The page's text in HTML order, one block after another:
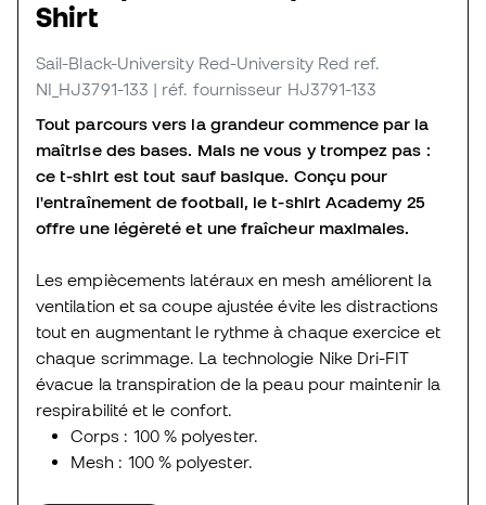
Shirt
Sail-Black-University Red-University Red ref.
NI_HJ3791-133 | réf. fournisseur HJ3791-133
Tout parcours vers la grandeur commence par la
maîtrise des bases. Mais ne vous y trompez pas :
ce t-shirt est tout sauf basique. Conçu pour
l'entraînement de football, le t-shirt Academy 25
offre une légèreté et une fraîcheur maximales.
Les empiècements latéraux en mesh améliorent la
ventilation et sa coupe ajustée évite les distractions
tout en augmentant le rythme à chaque exercice et
chaque scrimmage. La technologie Nike Dri-FIT
évacue la transpiration de la peau pour maintenir la
respirabilité et le confort.
Corps : 100 % polyester.
Mesh : 100 % polyester.